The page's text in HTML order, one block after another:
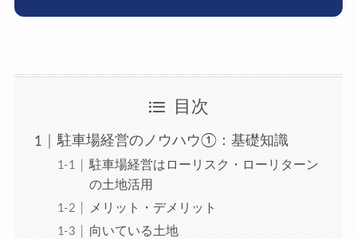
目次
駐車場経営のノウハウ①：基礎知識
駐車場経営はローリスク・ローリターン
の土地活用
メリット・デメリット
向いている土地